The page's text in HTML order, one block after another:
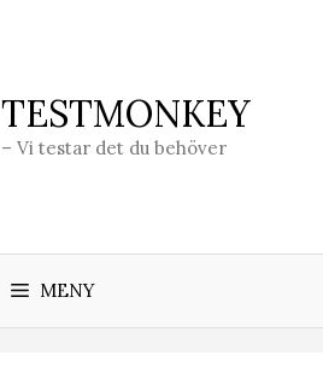
TESTMONKEY
– Vi testar det du behöver
MENY